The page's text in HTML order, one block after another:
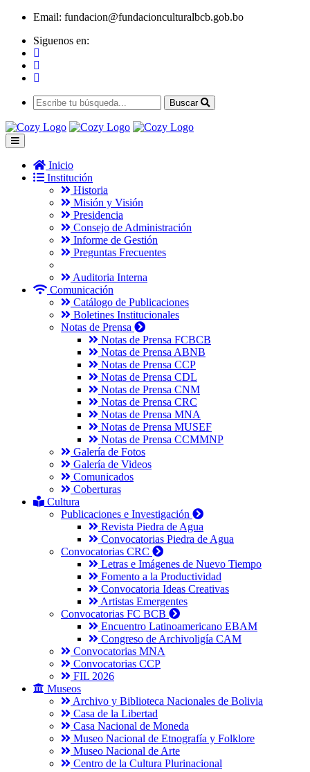
Email: fundacion@fundacionculturalbcb.gob.bo
Siguenos en:
Buscar
Inicio
Institución
Historia
Misión y Visión
Presidencia
Consejo de Administración
Informe de Gestión
Preguntas Frecuentes
Auditoria Interna
Comunicación
Catálogo de Publicaciones
Boletines Institucionales
Notas de Prensa
Notas de Prensa FCBCB
Notas de Prensa ABNB
Notas de Prensa CCP
Notas de Prensa CDL
Notas de Prensa CNM
Notas de Prensa CRC
Notas de Prensa MNA
Notas de Prensa MUSEF
Notas de Prensa CCMMNP
Galería de Fotos
Galería de Videos
Comunicados
Coberturas
Cultura
Publicaciones e Investigación
Revista Piedra de Agua
Convocatorias Piedra de Agua
Convocatorias CRC
Letras e Imágenes de Nuevo Tiempo
Fomento a la Productividad
Convocatoria Ideas Creativas
Artistas Emergentes
Convocatorias FC BCB
Encuentro Latinoamericano EBAM
Congreso de Archivoligía CAM
Convocatorias MNA
Convocatorias CCP
FIL 2026
Museos
Archivo y Biblioteca Nacionales de Bolivia
Casa de la Libertad
Casa Nacional de Moneda
Museo Nacional de Etnografía y Folklore
Museo Nacional de Arte
Centro de la Cultura Plurinacional